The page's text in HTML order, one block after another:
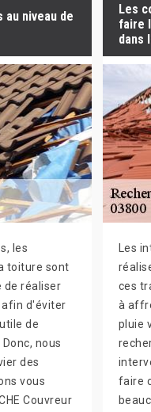
niveau de
les
toiture sont
de réaliser
afin d'éviter
de
nous
des
vous
Couvreur
Les
faire
dans
Les
ces
à
pluie
faire